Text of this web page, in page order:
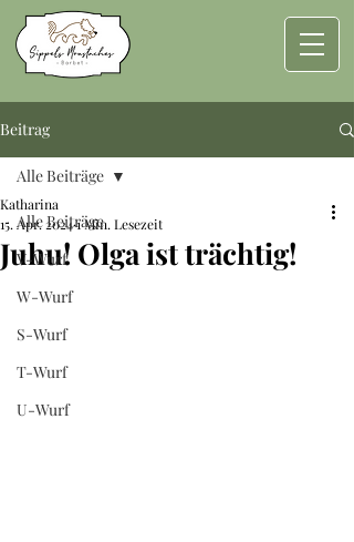
Beitrag
Alle Beiträge
V-Wurf
W-Wurf
S-Wurf
T-Wurf
U-Wurf
Alle Beiträge
Juhu! Olga ist trächtig!
Katharina
15. Apr. 20241 Min. Lesezeit